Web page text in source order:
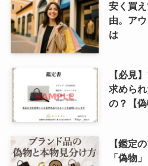
安く買
由。ア
は
【必見
求めら
の？【偽
【鑑定
「偽物